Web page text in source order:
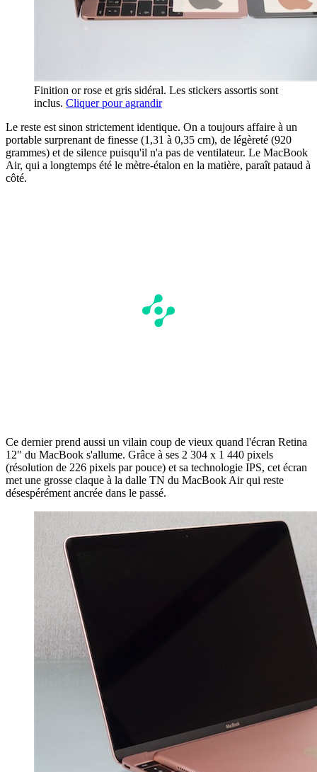
Finition or rose et gris sidéral. Les stickers assortis sont
inclus. Cliquer pour agrandir
Le reste est sinon strictement identique. On a toujours affaire à un
portable surprenant de finesse (1,31 à 0,35 cm), de légèreté (920
grammes) et de silence puisqu'il n'a pas de ventilateur. Le MacBook
Air, qui a longtemps été le mètre-étalon en la matière, paraît pataud à
côté.
Ce dernier prend aussi un vilain coup de vieux quand l'écran Retina
12" du MacBook s'allume. Grâce à ses 2 304 x 1 440 pixels
(résolution de 226 pixels par pouce) et sa technologie IPS, cet écran
met une grosse claque à la dalle TN du MacBook Air qui reste
désespérément ancrée dans le passé.